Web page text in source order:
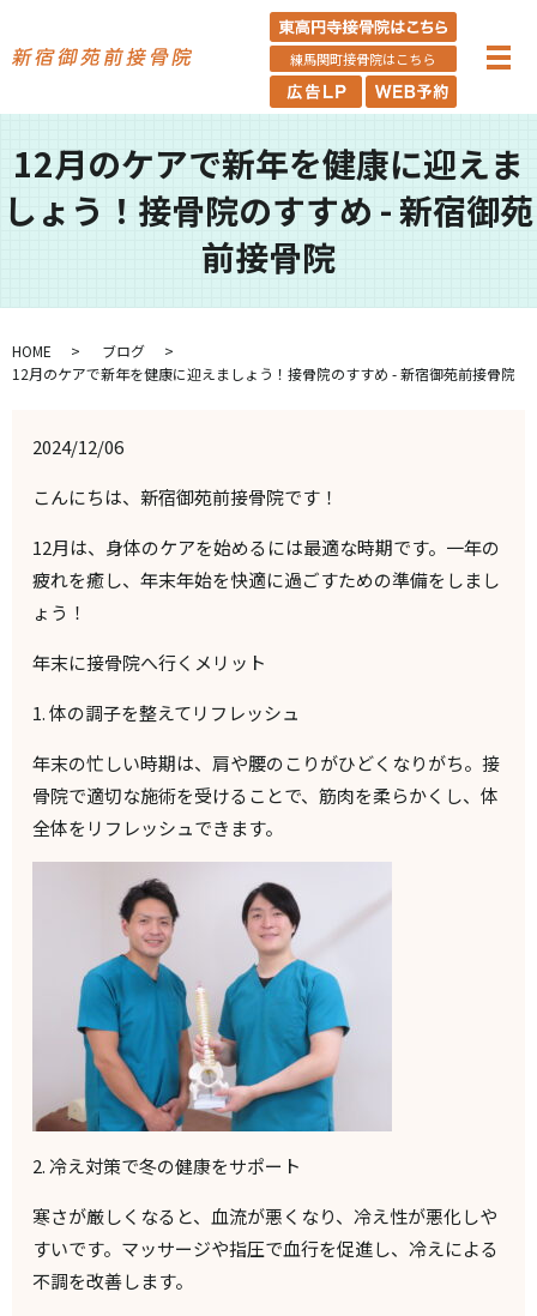
練馬関町接骨院はこちら
12月のケアで新年を健康に迎えま
しょう！接骨院のすすめ - 新宿御苑
前接骨院
HOME
ブログ
12月のケアで新年を健康に迎えましょう！接骨院のすすめ - 新宿御苑前接骨院
2024/12/06
こんにちは、新宿御苑前接骨院です！
12月は、身体のケアを始めるには最適な時期です。一年の
疲れを癒し、年末年始を快適に過ごすための準備をしまし
ょう！
年末に接骨院へ行くメリット
1.体の調子を整えてリフレッシュ
年末の忙しい時期は、肩や腰のこりがひどくなりがち。接
骨院で適切な施術を受けることで、筋肉を柔らかくし、体
全体をリフレッシュできます。
2. 冷え対策で冬の健康をサポート
寒さが厳しくなると、血流が悪くなり、冷え性が悪化しや
すいです。マッサージや指圧で血行を促進し、冷えによる
不調を改善します。